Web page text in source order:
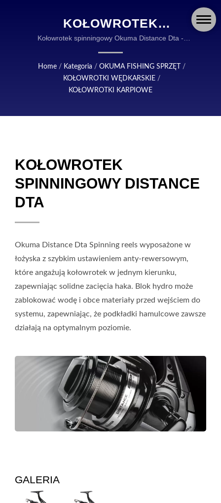
KOŁOWROTEK
SPINNINGOWY DISTANCE
DTA | OKUMA FISHING:
WYTRZYMAŁY I
NIEZAWODNY SPRZĘT
Kołowrotek spinningowy Okuma Distance Dta -
Hydro block | OKUMA FISHING TACKLE JEST
GLOBALNYM LIDEREM W PROJEKTOWANIU I
PRODUKCJI WYSOKIEJ JAKOŚCI AKCESORIÓW
Home / Kategoria / OKUMA FISHING SPRZĘT
/
KOŁOWROTKI WĘDKARSKIE /
KOŁOWROTKI KARPIOWE
KOŁOWROTEK
SPINNINGOWY DISTANCE
DTA
Okuma Distance Dta Spinning reels wyposażone w
łożyska z szybkim ustawieniem anty-rewersowym,
które angażują kołowrotek w jednym kierunku,
zapewniając solidne zacięcia haka. Blok hydro może
zablokować wodę i obce materiały przed wejściem do
systemu, zapewniając, że podkładki hamulcowe zawsze
działają na optymalnym poziomie.
GALERIA